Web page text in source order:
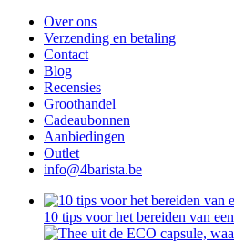
Over ons
Verzending en betaling
Contact
Blog
Recensies
Groothandel
Cadeaubonnen
Aanbiedingen
Outlet
info@4barista.be
10 tips voor het bereiden van